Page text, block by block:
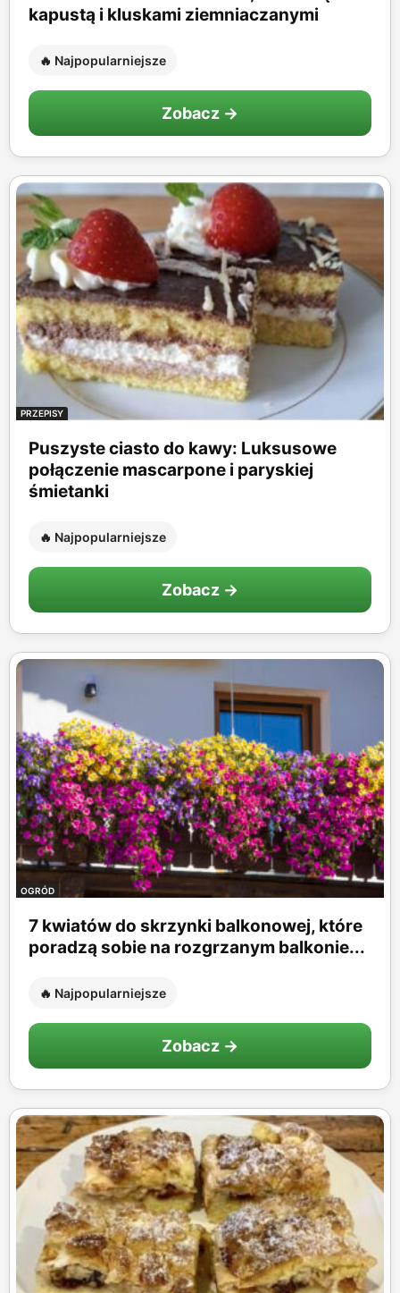
kapustą i kluskami ziemniaczanymi
🔥 Najpopularniejsze
Zobacz →
PRZEPISY
Puszyste ciasto do kawy: Luksusowe
połączenie mascarpone i paryskiej
śmietanki
🔥 Najpopularniejsze
Zobacz →
OGRÓD
7 kwiatów do skrzynki balkonowej, które
poradzą sobie na rozgrzanym balkonie...
🔥 Najpopularniejsze
Zobacz →